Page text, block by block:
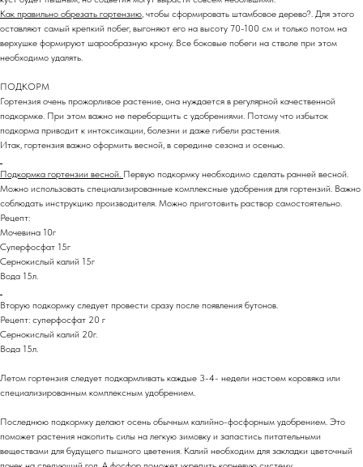
Как правильно обрезать гортензию, чтобы сформировать штамбовое дерево?. Для этого
оставляют самый крепкий побег, выгоняют его на высоту 70-100 см и только потом на
верхушке формируют шарообразную крону. Все боковые побеги на стволе при этом
необходимо удалять.
ПОДКОРМ
Гортензия очень прожорливое растение, она нуждается в регулярной качественной
подкормке. При этом важно не переборщить с удобрениями. Потому что избыток
подкорма приводит к интоксикации, болезни и даже гибели растения.
Итак, гортензия важно оформить весной, в середине сезона и осенью.
Подкормка гортензии весной. Первую подкормку необходимо сделать ранней весной.
Можно использовать специализированные комплексные удобрения для гортензий. Важно
соблюдать инструкцию производителя. Можно приготовить раствор самостоятельно.
Рецепт:
Мочевина 10г
Суперфосфат 15г
Сернокислый калий 15г
Вода 15л.
Вторую подкормку следует провести сразу после появления бутонов.
Рецепт: суперфосфат 20 г
Сернокислый калий 20г.
Вода 15л.
Летом гортензия следует подкармливать каждые 3-4- недели настоем коровяка или
специализированным комплексным удобрением.
Последнюю подкормку делают осень обычным калийно-фосфорным удобрением. Это
поможет растения накопить силы на легкую зимовку и запастись питательными
веществами для будущего пышного цветения. Калий необходим для закладки цветочный